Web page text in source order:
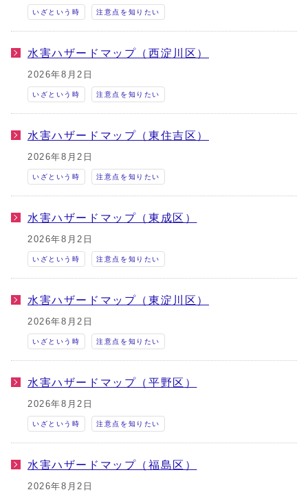
いざという時 注意点を知りたい
水害ハザードマップ（西淀川区）
2026年8月2日
いざという時 注意点を知りたい
水害ハザードマップ（東住吉区）
2026年8月2日
いざという時 注意点を知りたい
水害ハザードマップ（東成区）
2026年8月2日
いざという時 注意点を知りたい
水害ハザードマップ（東淀川区）
2026年8月2日
いざという時 注意点を知りたい
水害ハザードマップ（平野区）
2026年8月2日
いざという時 注意点を知りたい
水害ハザードマップ（福島区）
2026年8月2日